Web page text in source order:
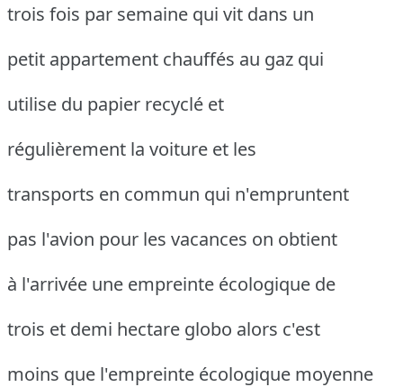
trois fois par semaine qui vit dans un
petit appartement chauffés au gaz qui
utilise du papier recyclé et
régulièrement la voiture et les
transports en commun qui n'empruntent
pas l'avion pour les vacances on obtient
à l'arrivée une empreinte écologique de
trois et demi hectare globo alors c'est
moins que l'empreinte écologique moyenne